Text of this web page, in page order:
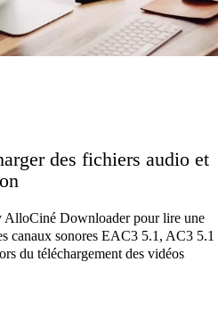
des fichiers audio et
Downloader pour lire une
canaux sonores EAC3 5.1, AC3 5.1
du téléchargement des vidéos